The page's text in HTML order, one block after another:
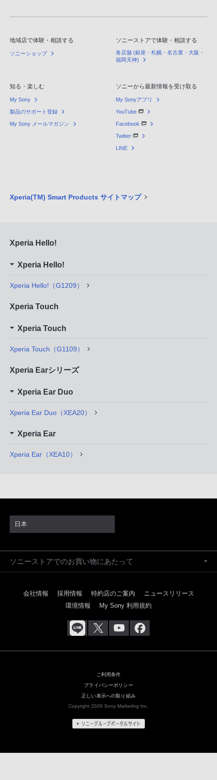
地域店で体験・相談する
ソニーショップ
ソニーストアで体験・相談する
各店舗 (銀座・札幌・名古屋・大阪・
福岡天神)
知る・楽しむ
My Sony
製品のサポート登録
My Sony メールマガジン
ソニーから最新情報を受け取る
My Sonyアプリ
YouTube
Facebook
Twitter
LINE
Xperia(TM) Smart Products サイトマップ
Xperia Hello!
Xperia Hello!
Xperia Hello!（G1209）
Xperia Touch
Xperia Touch
Xperia Touch（G1109）
Xperia Earシリーズ
Xperia Ear Duo
Xperia Ear Duo（XEA20）
Xperia Ear
Xperia Ear（XEA10）
日本
ソニーストアでのお買い物にあたって
会社情報 採用情報 特約店のご案内
ニュースリリース
環境情報
My Sony 利用規約
ご利用条件
プライバシーポリシー
正しい表示への取り組み
Copyright 2026 Sony Marketing Inc.